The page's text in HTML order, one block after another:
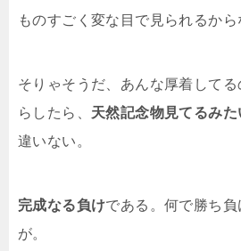
ものすごく変な目で見られるから
そりゃそうだ、あんな厚着して
らしたら、 天然記念物見てるみ
違いない。
完成なる負けである。何で勝ち
が。